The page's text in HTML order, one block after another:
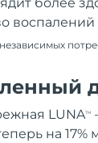
более
LUNATM
на 17%